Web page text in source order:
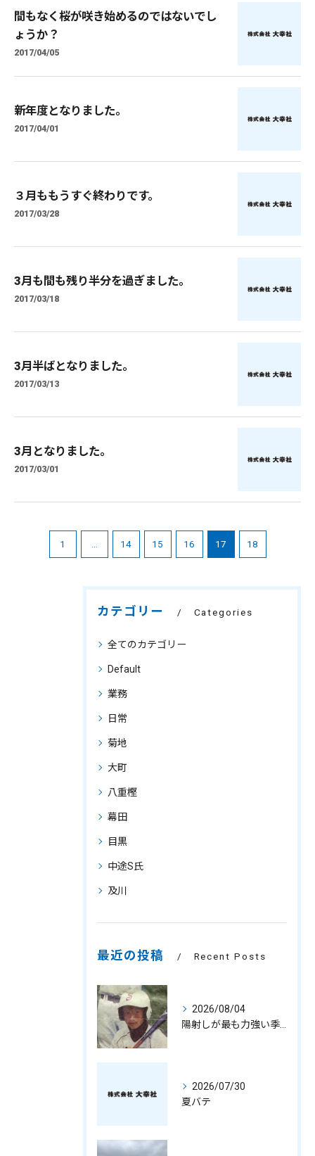
間もなく桜が咲き始めるのではないでし
ょうか？
2017/04/05
新年度となりました。
2017/04/01
３月ももうすぐ終わりです。
2017/03/28
3月も間も残り半分を過ぎました。
2017/03/18
3月半ばとなりました。
2017/03/13
3月となりました。
2017/03/01
1 14 15 16 17 18
カテゴリー Categories
全てのカテゴリー
Default
業務
日常
菊地
大町
八重樫
幕田
目黒
中途S氏
及川
最近の投稿 Recent Posts
2026/08/04
2026/07/30
夏バテ